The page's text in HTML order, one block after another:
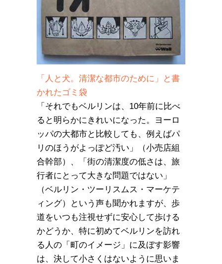
「人と犬。清潔な都市のために」と書
かれたゴミ袋
「それでもベルリンは、10年前に比べ
ると明らかにきれいになった。ヨーロ
ッパの大都市と比較しても、例えばパ
リのほうがよっぽど汚い」（小売店組
合幹部）、「街の清潔度の低さは、旅
行者にとって大きな問題ではない」
（ベルリン・ツーリスムス・マーケテ
ィング）という声も聞かれますが、歩
道をいつも注視せずに安心して歩ける
かどうか、特に初めてベルリンを訪れ
る人の「町のイメージ」に及ぼす影響
は、決して小さくはないように思いま